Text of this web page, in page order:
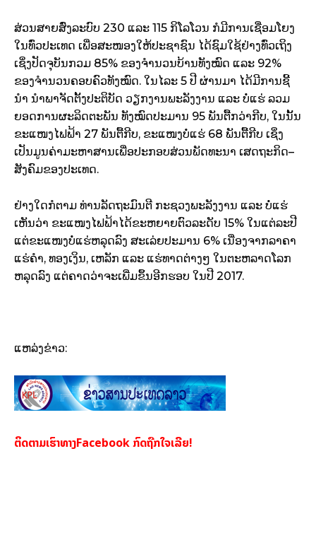
ສ່ວນສາຍສົ່ງລະບົບ 230 ​ ແລະ 115 ກິໂລໂວນ ກໍມີການເຊື່ອມໂຍງ
ໃນທົ່ວປະເທດ ເພື່ອສະໜອງໃຫ້ປະຊາຊົນ ໄດ້ຊົມໃຊ້ຢ່າງທົ່ວເຖິງ
ເຊິ່ງປັດຈຸບັນກວມ 85% ຂອງຈຳນວນບ້ານທັງໝົດ ແລະ 92%
ຂອງຈຳນວນຄອບຄົວທັງໝົດ. ໃນໄລະ 5 ປີ ຜ່ານມາ ໄດ້ມີການຊີ້
ນຳ ນຳພາຈັດຕັ້ງປະຕິບັດ ວຽກງານພະລັງງານ ແລະ ບໍ່ແຮ່ ລວມ
ຍອດການຜະລິດຕະພັນ ທັງໝົດປະມານ 95 ພັນຕື້ກວ່າກີບ, ​ ໃນນັ້ນ
ຂະແໜງໄຟຟ້າ 27 ພັນຕື້ກີບ, ຂະແໜງບໍ່ແຮ່ 68 ພັນຕື້ກີບ ເຊິ່ງ
ເປັນມູນຄ່າມະຫາສານເພື່ອປະກອບສ່ວນພັດທະນາ ເສດຖະກິດ–
ສັງຄົມຂອງປະເທດ.
ຢ່າງໃດກໍຕາມ ທ່ານລັດຖະມົນຕີ ກະຊວງພະລັງງານ ແລະ ບໍ່ແຮ່
ເຫັນວ່າ ຂະແໜງໄຟຟ້າໄດ້ຂະຫຍາຍຕົວລະດັບ 15% ​ ໃນແຕ່ລະປີ
ແຕ່ຂະແໜງບໍ່ແຮ່ຫລຸດລົງ ສະເລ່ຍປະມານ 6% ​ ເນື່ອງຈາກລາຄາ
ແຮ່ຄຳ, ທອງເງິນ, ເຫລັກ ແລະ ແຮ່ທາດຕ່າງໆ ໃນຕະຫລາດໂລກ
ຫລຸດລົງ ແຕ່ຄາດວ່າຈະເພີ່ມຂຶ້ນອີກຮອບ ໃນປີ 2017.
ແຫລ່ງຂ່າວ:
ຕິດຕາມເຮົາທາງFacebook ກົດຖືກໃຈເລີຍ!